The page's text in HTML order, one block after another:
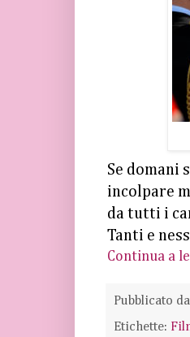
Se domani
incolpare
da tutti i
Tanti e
Continua a
Pubblicato da
Etichette: